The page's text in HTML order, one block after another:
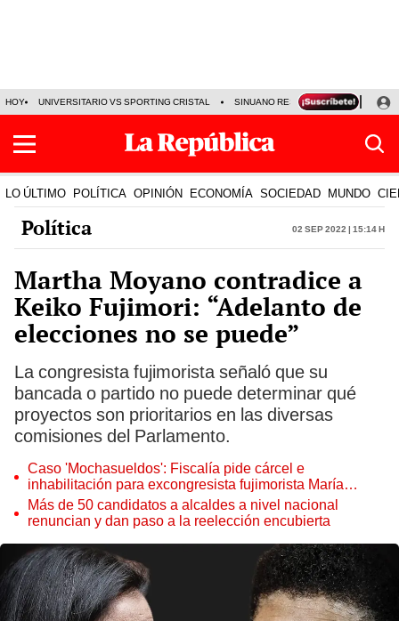
HOY UNIVERSITARIO VS SPORTING CRISTAL SINUANO RESULTADOS HOY
LO ÚLTIMO POLÍTICA OPINIÓN ECONOMÍA SOCIEDAD MUNDO
Política 02 Sep 2022 | 15:14 h
Martha Moyano contradice a
Keiko Fujimori: “Adelanto de
elecciones no se puede”
La congresista fujimorista señaló que su
bancada o partido no puede determinar qué
proyectos son prioritarios en las diversas
comisiones del Parlamento.
Caso 'Mochasueldos': Fiscalía pide cárcel e
inhabilitación para excongresista fujimorista María
Cordero Jon Tay
Más de 50 candidatos a alcaldes a nivel nacional
renuncian y dan paso a la reelección encubierta